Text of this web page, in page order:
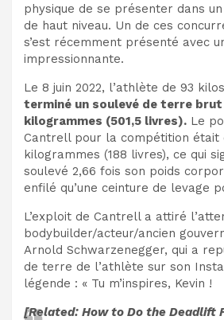
physique de se présenter dans
de haut niveau. Un de ces
s’est récemment présenté avec
impressionnante.
Le 8 juin 2022, l’athlète de 93
terminé un soulevé de terre brut
kilogrammes (501,5 livres). Le
Cantrell pour la compétition était
kilogrammes (188 livres), ce qui
soulevé 2,66 fois son poids
enfilé qu’une ceinture de levage
L’exploit de Cantrell a attiré
bodybuilder/acteur/ancien
Arnold Schwarzenegger, qui a
de terre de l’athlète sur son
légende : « Tu m’inspires, Kevin !
[Related: How to Do the Deadlift